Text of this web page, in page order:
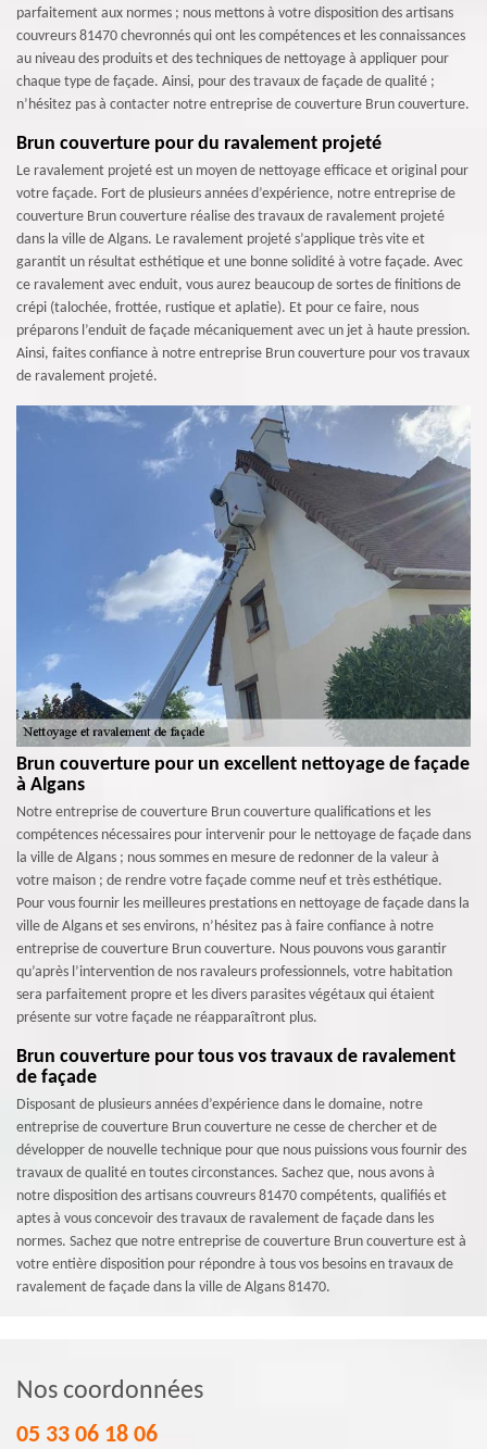
parfaitement aux normes ; nous mettons à votre disposition des artisans
couvreurs 81470 chevronnés qui ont les compétences et les connaissances
au niveau des produits et des techniques de nettoyage à appliquer pour
chaque type de façade. Ainsi, pour des travaux de façade de qualité ;
n’hésitez pas à contacter notre entreprise de couverture Brun couverture.
Brun couverture pour du ravalement projeté
Le ravalement projeté est un moyen de nettoyage efficace et original pour
votre façade. Fort de plusieurs années d’expérience, notre entreprise de
couverture Brun couverture réalise des travaux de ravalement projeté
dans la ville de Algans. Le ravalement projeté s’applique très vite et
garantit un résultat esthétique et une bonne solidité à votre façade. Avec
ce ravalement avec enduit, vous aurez beaucoup de sortes de finitions de
crépi (talochée, frottée, rustique et aplatie). Et pour ce faire, nous
préparons l’enduit de façade mécaniquement avec un jet à haute pression.
Ainsi, faites confiance à notre entreprise Brun couverture pour vos travaux
de ravalement projeté.
Brun couverture pour un excellent nettoyage de façade
à Algans
Notre entreprise de couverture Brun couverture qualifications et les
compétences nécessaires pour intervenir pour le nettoyage de façade dans
la ville de Algans ; nous sommes en mesure de redonner de la valeur à
votre maison ; de rendre votre façade comme neuf et très esthétique.
Pour vous fournir les meilleures prestations en nettoyage de façade dans la
ville de Algans et ses environs, n’hésitez pas à faire confiance à notre
entreprise de couverture Brun couverture. Nous pouvons vous garantir
qu’après l’intervention de nos ravaleurs professionnels, votre habitation
sera parfaitement propre et les divers parasites végétaux qui étaient
présente sur votre façade ne réapparaîtront plus.
Brun couverture pour tous vos travaux de ravalement
de façade
Disposant de plusieurs années d’expérience dans le domaine, notre
entreprise de couverture Brun couverture ne cesse de chercher et de
développer de nouvelle technique pour que nous puissions vous fournir des
travaux de qualité en toutes circonstances. Sachez que, nous avons à
notre disposition des artisans couvreurs 81470 compétents, qualifiés et
aptes à vous concevoir des travaux de ravalement de façade dans les
normes. Sachez que notre entreprise de couverture Brun couverture est à
votre entière disposition pour répondre à tous vos besoins en travaux de
ravalement de façade dans la ville de Algans 81470.
Nos coordonnées
05 33 06 18 06